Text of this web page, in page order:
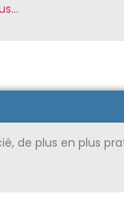
de plus en plus